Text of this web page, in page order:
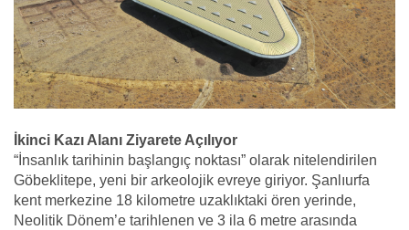
İkinci Kazı Alanı Ziyarete Açılıyor
“İnsanlık tarihinin başlangıç noktası” olarak nitelendirilen
Göbeklitepe, yeni bir arkeolojik evreye giriyor. Şanlıurfa
kent merkezine 18 kilometre uzaklıktaki ören yerinde,
Neolitik Dönem’e tarihlenen ve 3 ila 6 metre arasında